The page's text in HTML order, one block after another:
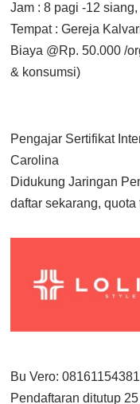
Jam : 8 pagi -12 siang,
Tempat : Gereja
Biaya @Rp. 50.000 /
& konsumsi)
Pengajar Sertifikat
Carolina
Didukung Jaringan
daftar sekarang,
Bu Vero:
Pendaftaran ditutup